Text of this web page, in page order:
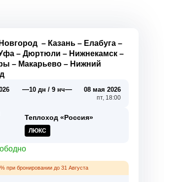
– Казань – Елабуга –
–Дюртюли – Нижнекамск –
– Макарьево – Нижний
—10 дн / 9 нч— 08 мая 2026
пт, 18:00
Теплоход «Россия»
ЛЮКС
при бронировании до 31 Августа